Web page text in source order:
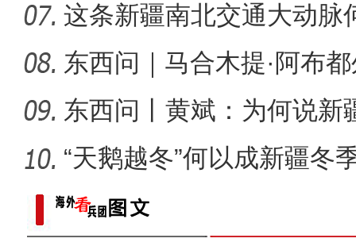
桂
这条新疆南北交通大动脉
度”？
东西问｜马合木提·阿布
何以实
东西问丨黄斌：为何说新
一部交
“天鹅越冬”何以成新疆冬